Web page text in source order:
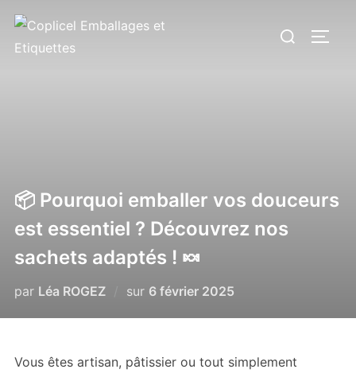
Aller
contenu
Rechercher :
📦 Pourquoi emballer vos douceurs
est essentiel ? Découvrez nos
sachets adaptés ! 🍬
par Léa ROGEZ sur Publié
6 février 2025
Vous êtes artisan, pâtissier ou tout simplement